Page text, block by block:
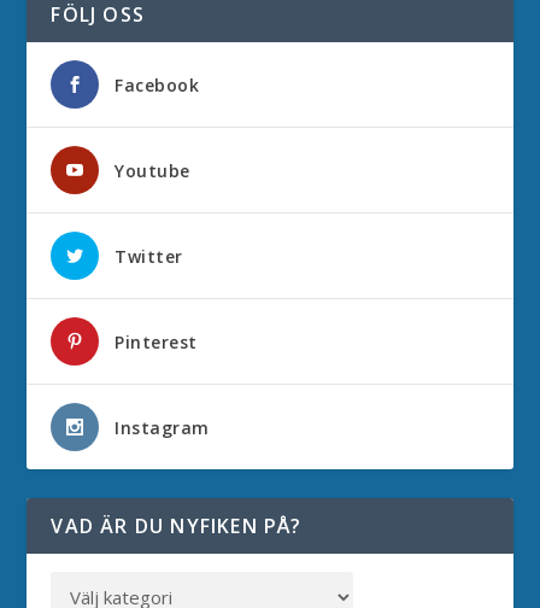
FÖLJ OSS
Facebook
Youtube
Twitter
Pinterest
Instagram
VAD ÄR DU NYFIKEN PÅ?